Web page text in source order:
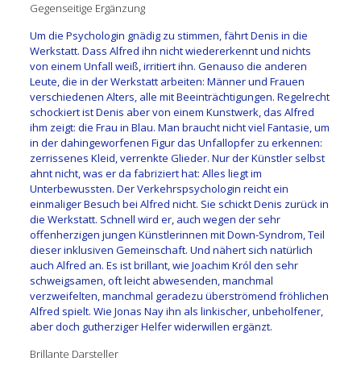
Gegenseitige Ergänzung
Um die Psychologin gnädig zu stimmen, fährt Denis in die
Werkstatt. Dass Alfred ihn nicht wiedererkennt und nichts
von einem Unfall weiß, irritiert ihn. Genauso die anderen
Leute, die in der Werkstatt arbeiten: Männer und Frauen
verschiedenen Alters, alle mit Beeinträchtigungen. Regelrecht
schockiert ist Denis aber von einem Kunstwerk, das Alfred
ihm zeigt: die Frau in Blau. Man braucht nicht viel Fantasie, um
in der dahingeworfenen Figur das Unfallopfer zu erkennen:
zerrissenes Kleid, verrenkte Glieder. Nur der Künstler selbst
ahnt nicht, was er da fabriziert hat: Alles liegt im
Unterbewussten. Der Verkehrspsychologin reicht ein
einmaliger Besuch bei Alfred nicht. Sie schickt Denis zurück in
die Werkstatt. Schnell wird er, auch wegen der sehr
offenherzigen jungen Künstlerinnen mit Down-Syndrom, Teil
dieser inklusiven Gemeinschaft. Und nähert sich natürlich
auch Alfred an. Es ist brillant, wie Joachim Król den sehr
schweigsamen, oft leicht abwesenden, manchmal
verzweifelten, manchmal geradezu überströmend fröhlichen
Alfred spielt. Wie Jonas Nay ihn als linkischer, unbeholfener,
aber doch gutherziger Helfer widerwillen ergänzt.
Brillante Darsteller